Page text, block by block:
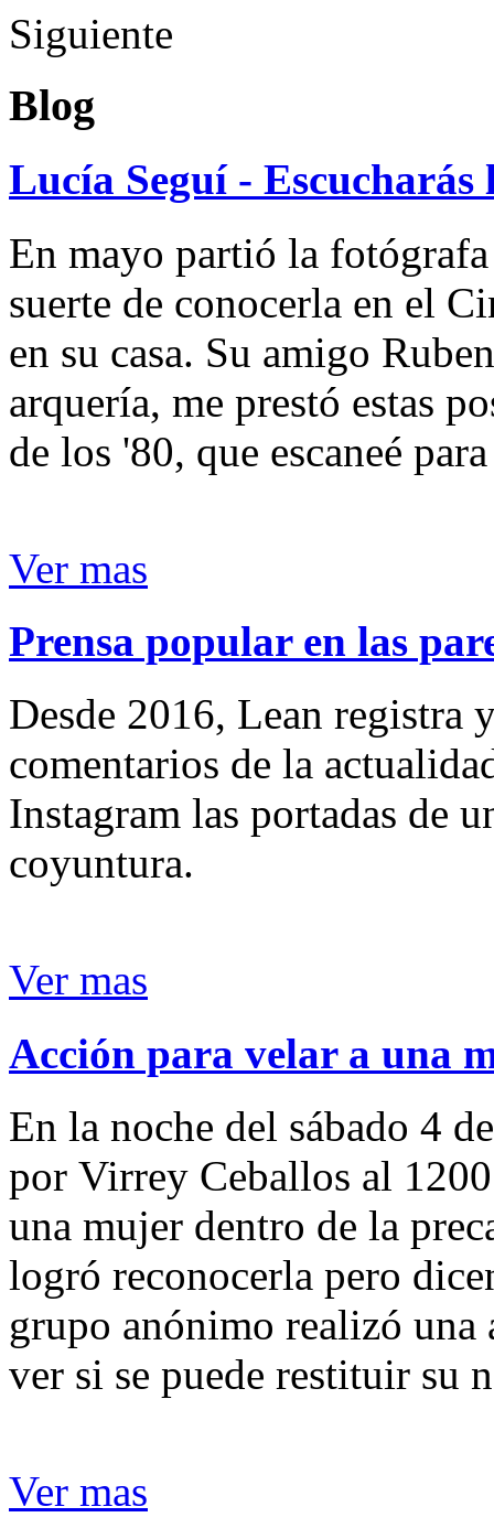
Siguiente
Blog
Lucía Seguí - Escucharás
En mayo partió la
suerte de conocerla en el
en su casa. Su amigo
arquería, me prestó estas
de los '80, que escaneé
Ver mas
Prensa popular en las
Desde 2016, Lean registra
comentarios de la
Instagram las portadas de
coyuntura.
Ver mas
Acción para velar a una
En la noche del sábado 4
por Virrey Ceballos al
una mujer dentro de la
logró reconocerla pero
grupo anónimo realizó
ver si se puede restituir su
Ver mas